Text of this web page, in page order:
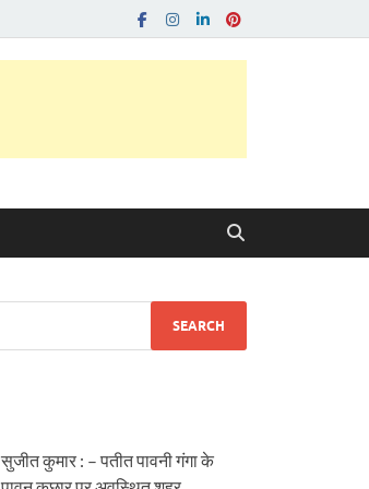
सुजीत कुमार : – पतीत पावनी गंगा के